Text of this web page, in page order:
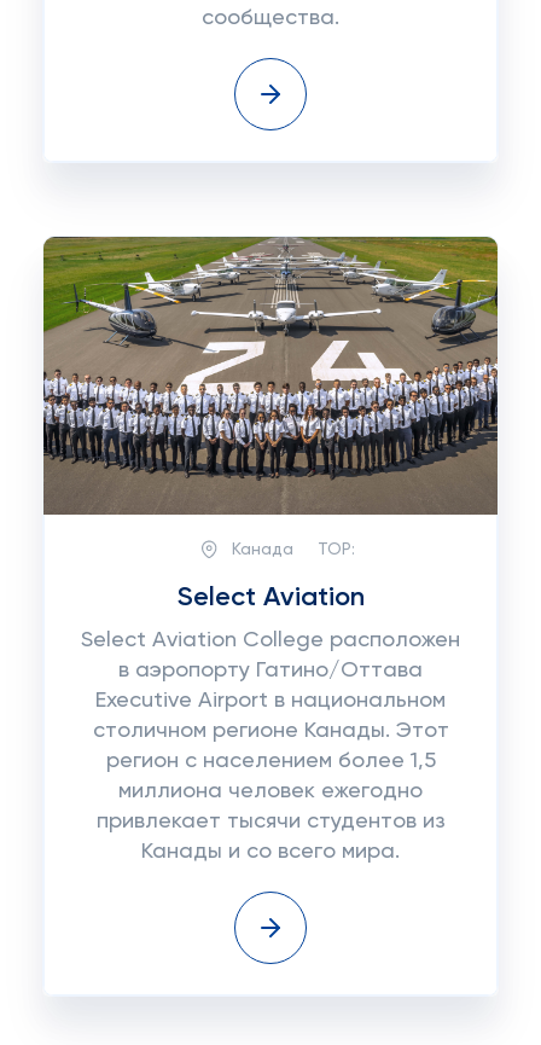
сообщества.
Канада TOP:
Select Aviation
Select Aviation College расположен
в аэропорту Гатино/Оттава
Executive Airport в национальном
столичном регионе Канады. Этот
регион с населением более 1,5
миллиона человек ежегодно
привлекает тысячи студентов из
Канады и со всего мира.